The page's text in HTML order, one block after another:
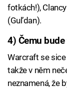
fotkách!),
(Gul’dan).
4) Čemu
Warcraft se
takže v něm
neznamená, že